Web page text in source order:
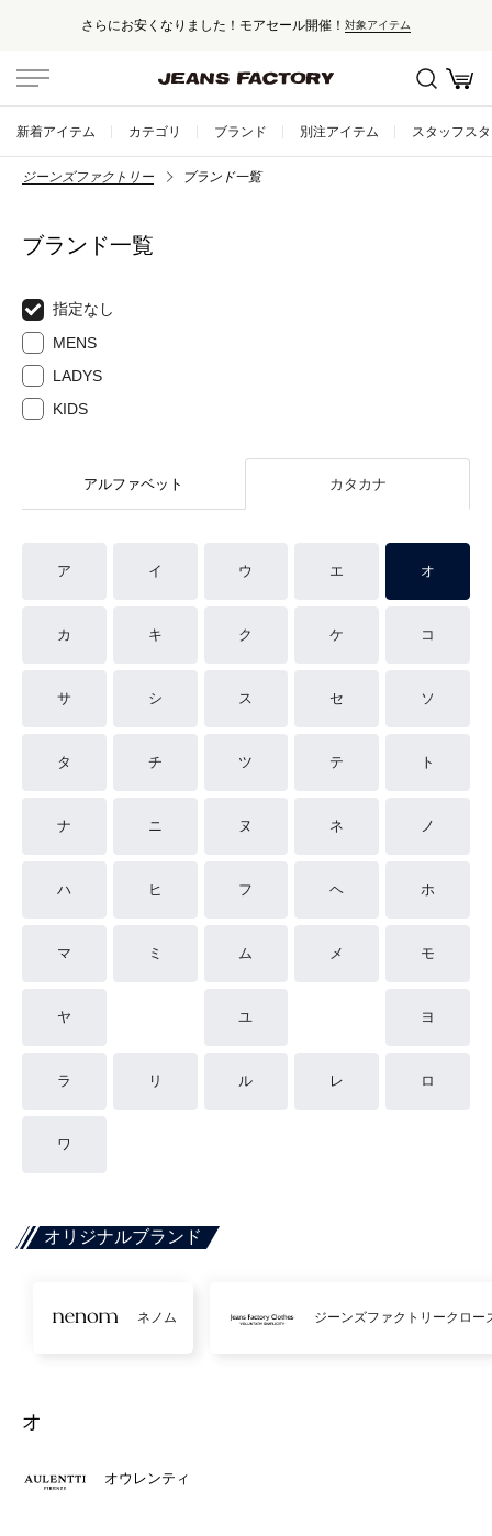
さらにお安くなりました！モアセール開催！ 対象アイテム
新着アイテム カテゴリ ブランド 別注アイテム スタッフス
ジーンズファクトリー ブランド一覧
ブランド一覧
指定なし
MENS
LADYS
KIDS
アルファベット カタカナ
ア イ ウ エ オ
カ キ ク ケ コ
サ シ ス セ ソ
タ チ ツ テ ト
ナ ニ ヌ ネ ノ
ハ ヒ フ ヘ ホ
マ ミ ム メ モ
ヤ ユ ヨ
ラ リ ル レ ロ
ワ
オリジナルブランド
ネノム ジーンズファクトリークロー
オ
オウレンティ